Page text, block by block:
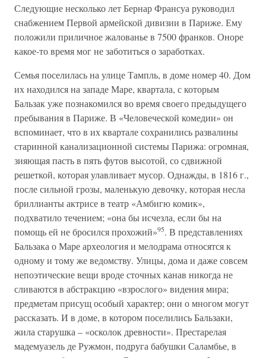
Следующие несколько лет Бернар Франсуа руководил
снабжением Первой армейской дивизии в Париже. Ему
положили приличное жалованье в 7500 франков. Оноре
какое-то время мог не заботиться о заработках.
Семья поселилась на улице Тампль, в доме номер 40. Дом
их находился на западе Маре, квартала, с которым
Бальзак уже познакомился во время своего предыдущего
пребывания в Париже. В «Человеческой комедии» он
вспоминает, что в их квартале сохранились развалины
старинной канализационной системы Парижа: огромная,
зияющая пасть в пять футов высотой, со сдвижной
решеткой, которая улавливает мусор. Однажды, в 1816 г.,
после сильной грозы, маленькую девочку, которая несла
бриллианты актрисе в театр «Амбигю комик»,
подхватило течением; «она бы исчезла, если бы на
помощь ей не бросился прохожий»95. В представлениях
Бальзака о Маре археология и мелодрама относятся к
одному и тому же ведомству. Улицы, дома и даже совсем
непоэтические вещи вроде сточных канав никогда не
сливаются в абстракцию «взрослого» видения мира;
предметам присущ особый характер; они о многом могут
рассказать. И в доме, в котором поселились Бальзаки,
жила старушка – «осколок древности». Престарелая
мадемуазель де Ружмон, подруга бабушки Саламбье, в